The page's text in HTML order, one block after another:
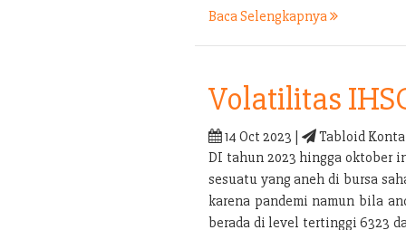
Baca Selengkapnya
Volatilitas
14 Oct 2023 |
Tabloid
DI tahun 2023 hingga oktober
sesuatu yang aneh di bursa
karena pandemi namun bila
berada di level tertinggi 6323